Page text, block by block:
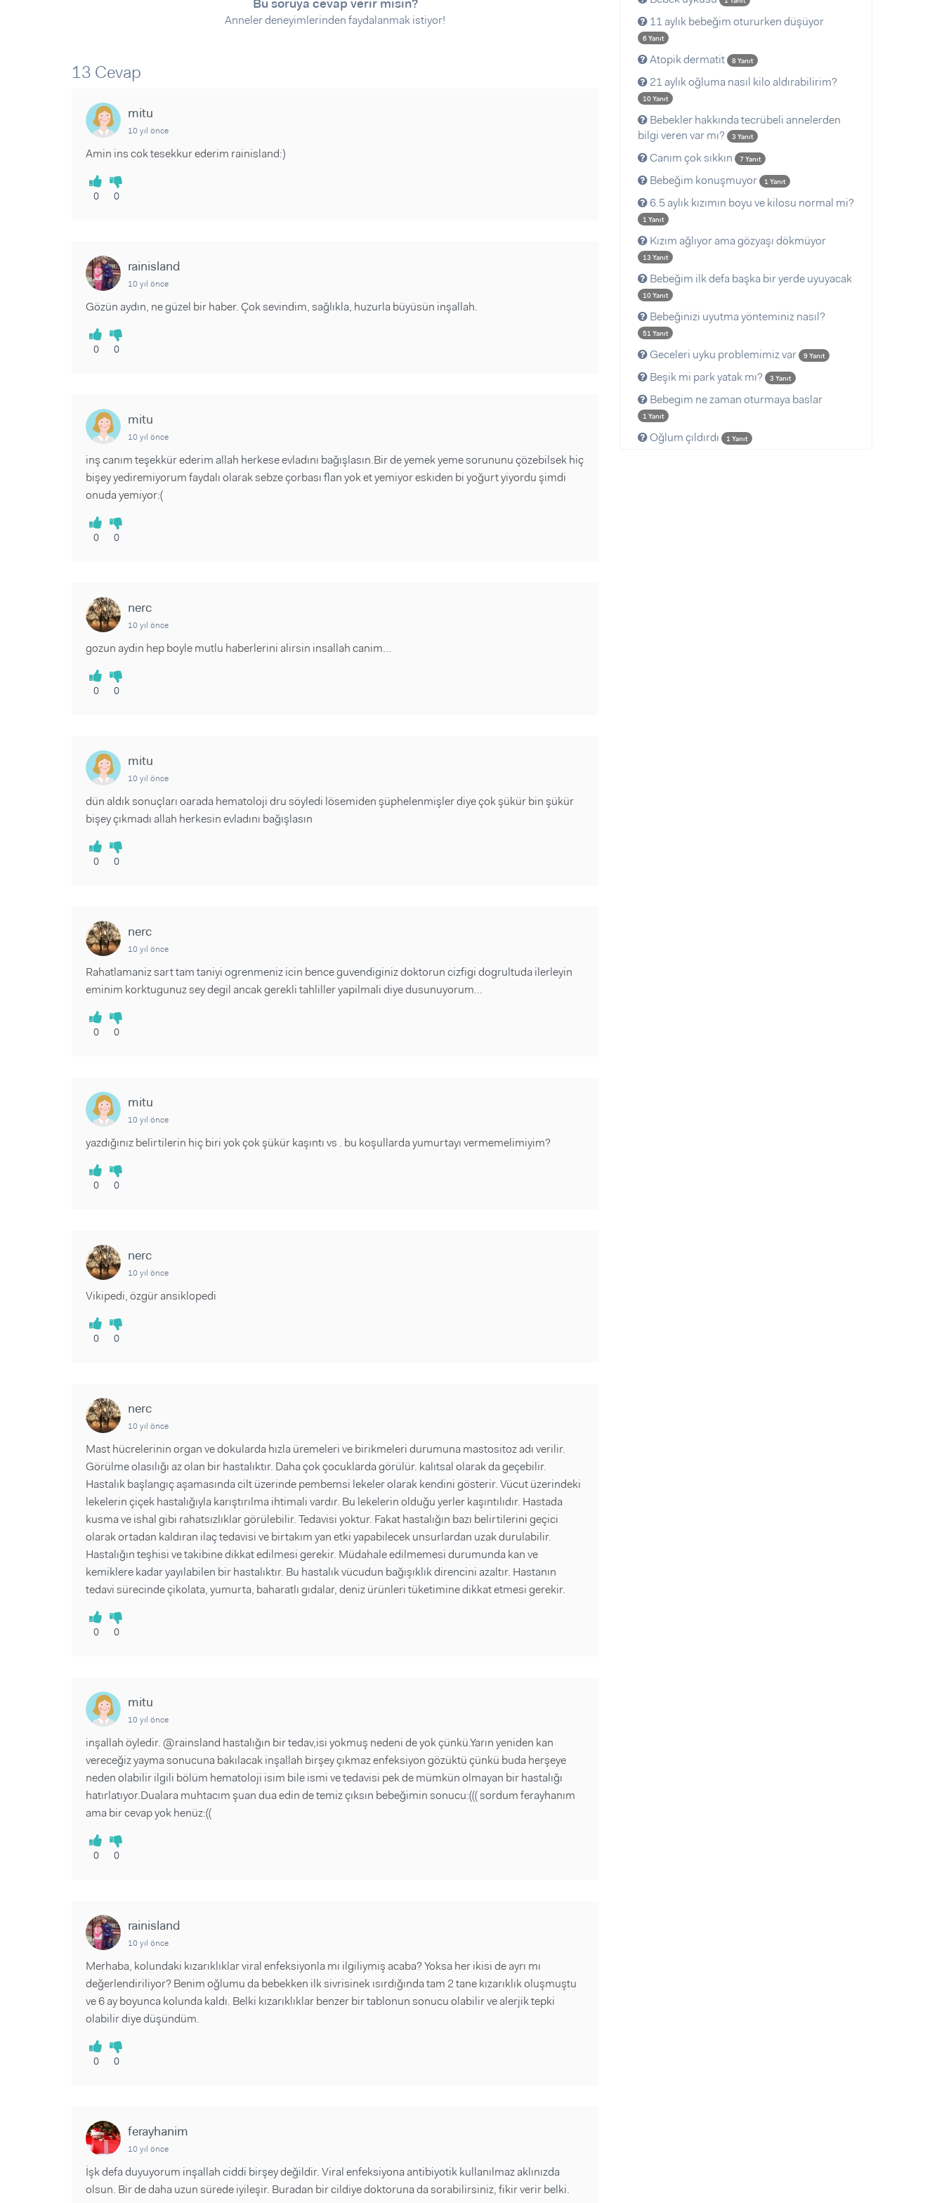
Makaleler
Makaleler
Eğlence
Bu soruya cevap verir misin?
Anneler deneyimlerinden faydalanmak istiyor!
13 Cevap
mitu
10 yıl önce
Amin ins cok tesekkur ederim rainisland:)
0 0
rainisland
10 yıl önce
Gözün aydın, ne güzel bir haber. Çok sevindim, sağlıkla, huzurla büyüsün inşallah.
0 0
mitu
10 yıl önce
inş canım teşekkür ederim allah herkese evladını bağışlasın.Bir de yemek yeme sorununu çözebilsek hiç
bişey yediremiyorum faydalı olarak sebze çorbası flan yok et yemiyor eskiden bi yoğurt yiyordu şimdi
onuda yemiyor:(
0 0
nerc
10 yıl önce
gozun aydin hep boyle mutlu haberlerini alirsin insallah canim...
0 0
mitu
10 yıl önce
dün aldık sonuçları oarada hematoloji dru söyledi lösemiden şüphelenmişler diye çok şükür bin şükür
bişey çıkmadı allah herkesin evladını bağışlasın
0 0
nerc
10 yıl önce
Rahatlamaniz sart tam taniyi ogrenmeniz icin bence guvendiginiz doktorun cizfigi dogrultuda ilerleyin
eminim korktugunuz sey degil ancak gerekli tahliller yapilmali diye dusunuyorum...
0 0
mitu
10 yıl önce
yazdığınız belirtilerin hiç biri yok çok şükür kaşıntı vs . bu koşullarda yumurtayı vermemelimiyim?
0 0
nerc
10 yıl önce
Vikipedi, özgür ansiklopedi
0 0
nerc
10 yıl önce
Mast hücrelerinin organ ve dokularda hızla üremeleri ve birikmeleri durumuna mastositoz adı verilir.
Görülme olasılığı az olan bir hastalıktır. Daha çok çocuklarda görülür. kalıtsal olarak da geçebilir.
Hastalık başlangıç aşamasında cilt üzerinde pembemsi lekeler olarak kendini gösterir. Vücut üzerindeki
lekelerin çiçek hastalığıyla karıştırılma ihtimali vardır. Bu lekelerin olduğu yerler kaşıntılıdır. Hastada
kusma ve ishal gibi rahatsızlıklar görülebilir. Tedavisi yoktur. Fakat hastalığın bazı belirtilerini geçici
olarak ortadan kaldıran ilaç tedavisi ve birtakım yan etki yapabilecek unsurlardan uzak durulabilir.
Hastalığın teşhisi ve takibine dikkat edilmesi gerekir. Müdahale edilmemesi durumunda kan ve
kemiklere kadar yayılabilen bir hastalıktır. Bu hastalık vücudun bağışıklık direncini azaltır. Hastanın
tedavi sürecinde çikolata, yumurta, baharatlı gıdalar, deniz ürünleri tüketimine dikkat etmesi gerekir.
0 0
mitu
10 yıl önce
inşallah öyledir. @rainsland hastalığın bir tedav,isi yokmuş nedeni de yok çünkü.Yarın yeniden kan
vereceğiz yayma sonucuna bakılacak inşallah birşey çıkmaz enfeksiyon gözüktü çünkü buda herşeye
neden olabilir ilgili bölüm hematoloji isim bile ismi ve tedavisi pek de mümkün olmayan bir hastalığı
hatırlatıyor.Dualara muhtacım şuan dua edin de temiz çıksın bebeğimin sonucu:((( sordum ferayhanım
ama bir cevap yok henüz:((
0 0
rainisland
10 yıl önce
Merhaba, kolundaki kızarıklıklar viral enfeksiyonla mı ilgiliymiş acaba? Yoksa her ikisi de ayrı mı
değerlendiriliyor? Benim oğlumu da bebekken ilk sivrisinek ısırdığında tam 2 tane kızarıklık oluşmuştu
ve 6 ay boyunca kolunda kaldı. Belki kızarıklıklar benzer bir tablonun sonucu olabilir ve alerjik tepki
olabilir diye düşündüm.
0 0
ferayhanim
10 yıl önce
İşk defa duyuyorum inşallah ciddi birşey değildir. Viral enfeksiyona antibiyotik kullanılmaz aklınızda
olsun. Bir de daha uzun sürede iyileşir. Buradan bir cildiye doktoruna da sorabilirsiniz, fikir verir belki.
11 aylık bebeğim otururken düşüyor
6 Yanıt
Atopik dermatit 8 Yanıt
21 aylık oğluma nasıl kilo aldırabilirim?
10 Yanıt
Bebekler hakkında tecrübeli annelerden
bilgi veren var mı?
3 Yanıt
Canım çok sıkkın 7 Yanıt
Bebeğim konuşmuyor 1 Yanıt
6.5 aylık kızımın boyu ve kilosu normal mi?
1 Yanıt
Kızım ağlıyor ama gözyaşı dökmüyor
13 Yanıt
Bebeğim ilk defa başka bir yerde uyuyacak
10 Yanıt
Bebeğinizi uyutma yönteminiz nasıl?
51 Yanıt
Geceleri uyku problemimiz var 9 Yanıt
Beşik mi park yatak mı? 3 Yanıt
Bebegim ne zaman oturmaya baslar
1 Yanıt
Oğlum çıldırdı 1 Yanıt